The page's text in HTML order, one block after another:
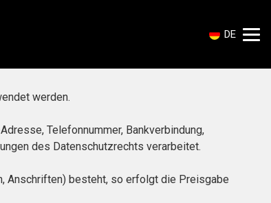
DE
werden.
Telefonnummer, Bankverbindung,
des Datenschutzrechts verarbeitet.
Anschriften) besteht, so erfolgt die Preisgabe